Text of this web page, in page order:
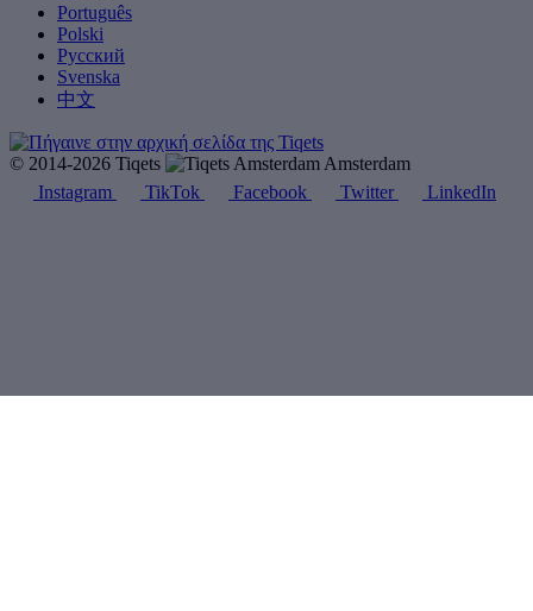
Português
Polski
Русский
Svenska
中文
© 2014-2026 Tiqets
Amsterdam
Instagram
TikTok Facebook Twitter LinkedIn